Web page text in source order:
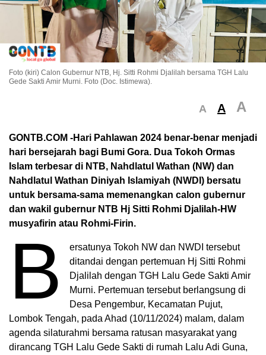
Foto (kiri) Calon Gubernur NTB, Hj. Sitti Rohmi Djalilah bersama TGH Lalu
Gede Sakti Amir Murni. Foto (Doc. Istimewa).
A A A
GONTB.COM -Hari Pahlawan 2024 benar-benar menjadi
hari bersejarah bagi Bumi Gora. Dua Tokoh Ormas
Islam terbesar di NTB, Nahdlatul Wathan (NW) dan
Nahdlatul Wathan Diniyah Islamiyah (NWDI) bersatu
untuk bersama-sama memenangkan calon gubernur
dan wakil gubernur NTB Hj Sitti Rohmi Djalilah-HW
musyafirin atau Rohmi-Firin.
B
ersatunya Tokoh NW dan NWDI tersebut
ditandai dengan pertemuan Hj Sitti Rohmi
Djalilah dengan TGH Lalu Gede Sakti Amir
Murni. Pertemuan tersebut berlangsung di
Desa Pengembur, Kecamatan Pujut,
Lombok Tengah, pada Ahad (10/11/2024) malam, dalam
agenda silaturahmi bersama ratusan masyarakat yang
dirancang TGH Lalu Gede Sakti di rumah Lalu Adi Guna,